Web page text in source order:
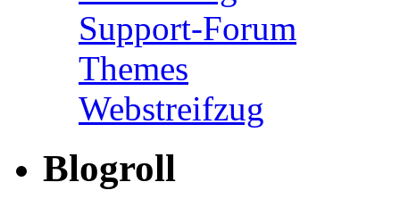
Support-Forum
Themes
Webstreifzug
Blogroll